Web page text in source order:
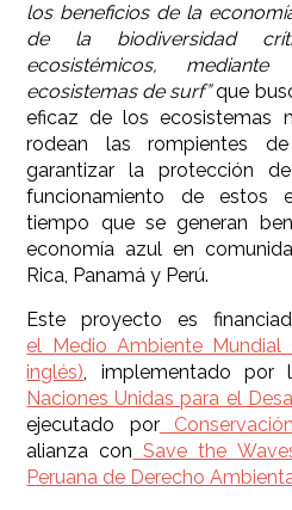
los beneficios de la
de la biodiversidad
ecosistémicos,
ecosistemas de surf”que
eficaz de los ecosistemas
rodean las rompientes
garantizar la protección
funcionamiento de estos
tiempo que se generan
economía azul en
Rica, Panamá y Perú.
Este proyecto es
el Medio Ambiente Mundial
inglés), implementado por
Naciones Unidas para el
ejecutado por
alianza con Save the
Peruana de Derecho